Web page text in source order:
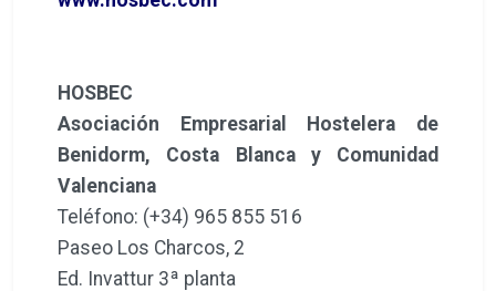
HOSBEC
Asociación Empresarial Hostelera de
Benidorm, Costa Blanca y Comunidad
Valenciana
Teléfono: (+34) 965 855 516
Paseo Los Charcos, 2
Ed. Invattur 3ª planta